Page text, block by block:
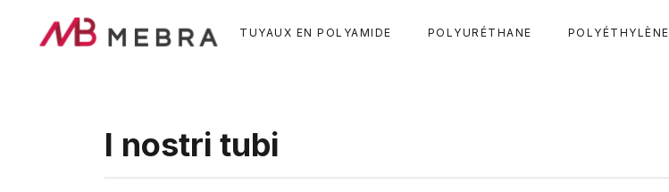
TUYAUX EN POLYAMIDE POLYURÉTHANE POLYÉTHYLÈNE
I nostri tubi